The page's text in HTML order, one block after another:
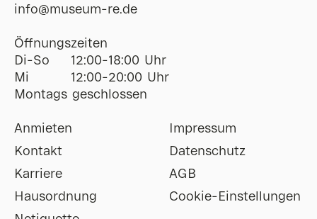
ofni@museum-re de
Öffnungszeiten
Di-So
12:00-18:00 Uhr
Mi
12:00-20:00 Uhr
Montags geschlossen
Anmieten
Kontakt
Karriere
Hausordnung
Impressum
Datenschutz
AGB
Cookie-Einstellungen